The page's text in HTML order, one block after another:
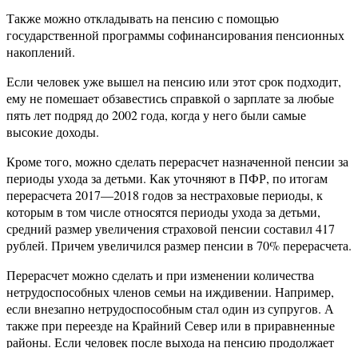
Также можно откладывать на пенсию с помощью
государственной программы софинансирования пенсионных
накоплений.
Если человек уже вышел на пенсию или этот срок подходит,
ему не помешает обзавестись справкой о зарплате за любые
пять лет подряд до 2002 года, когда у него были самые
высокие доходы.
Кроме того, можно сделать перерасчет назначенной пенсии за
периоды ухода за детьми. Как уточняют в ПФР, по итогам
перерасчета 2017—2018 годов за нестраховые периоды, к
которым в том числе относятся периоды ухода за детьми,
средний размер увеличения страховой пенсии составил 417
рублей. Причем увеличился размер пенсии в 70% перерасчета.
Перерасчет можно сделать и при изменении количества
нетрудоспособных членов семьи на иждивении. Например,
если внезапно нетрудоспособным стал один из супругов. А
также при переезде на Крайний Север или в приравненные
районы. Если человек после выхода на пенсию продолжает